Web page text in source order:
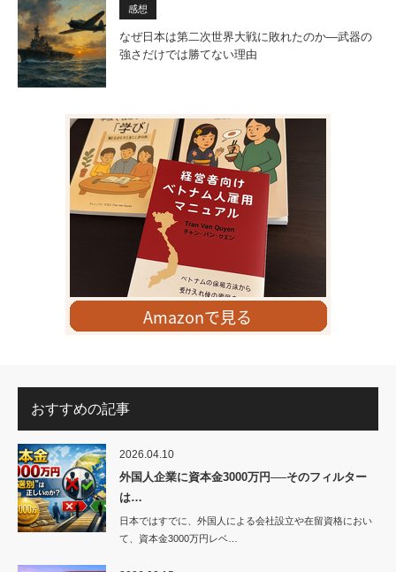
感想
なぜ日本は第二次世界大戦に敗れたのか―武器の
強さだけでは勝てない理由
おすすめの記事
2026.04.10
外国人企業に資本金3000万円──そのフィルター
は…
日本ではすでに、外国人による会社設立や在留資格におい
て、資本金3000万円レベ…